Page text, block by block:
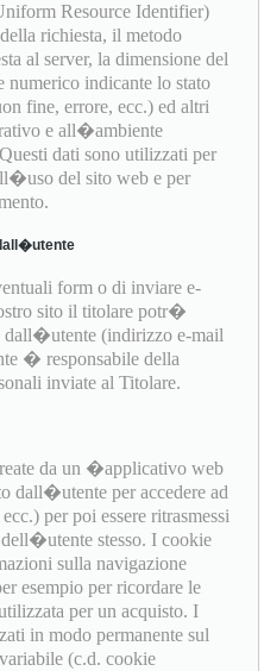
Resource Identifier)
richiesta, il metodo
al server, la dimensione del
numerico indicante lo stato
fine, errore, ecc.) ed altri
e all�ambiente
dati sono utilizzati per
del sito web e per
form o di inviare e-
sito il titolare potr�
dall�utente (indirizzo e-mail
� responsabile della
inviate al Titolare.
da un �applicativo web
dall�utente per accedere ad
per poi essere ritrasmessi
dell�utente stesso. I cookie
sulla navigazione
esempio per ricordare le
per un acquisto. I
in modo permanente sul
(c.d. cookie